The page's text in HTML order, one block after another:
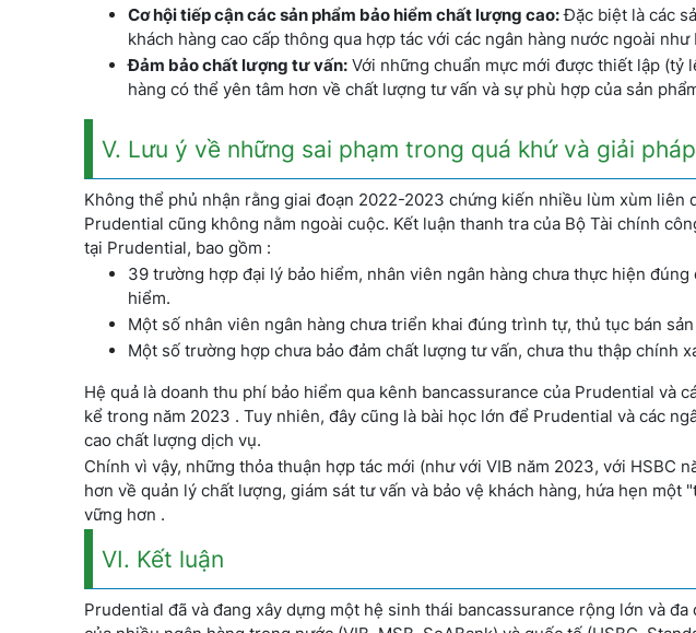
Cơ hội tiếp cận các sản phẩm bảo hiểm chất lượng cao:Đặc biệt là các
khách hàng cao cấp thông qua hợp tác với các ngân hàng nước ngoài như
Đảm bảo chất lượng tư vấn: Với những chuẩn mực mới được thiết lập (tỷ
hàng có thể yên tâm hơn về chất lượng tư vấn và sự phù hợp của sản
V. Lưu ý về những sai phạm trong quá khứ và giải
Không thể phủ nhận rằng giai đoạn 2022-2023 chứng kiến nhiều lùm xùm liên
Prudential cũng không nằm ngoài cuộc. Kết luận thanh tra của Bộ Tài chính
tại Prudential, bao gồm :
39 trường hợp đại lý bảo hiểm, nhân viên ngân hàng chưa thực hiện
hiểm.
Một số nhân viên ngân hàng chưa triển khai đúng trình tự, thủ tục bán
Một số trường hợp chưa bảo đảm chất lượng tư vấn, chưa thu thập chính
Hệ quả là doanh thu phí bảo hiểm qua kênh bancassurance của Prudential và
kể trong năm 2023 . Tuy nhiên, đây cũng là bài học lớn để Prudential và các
cao chất lượng dịch vụ.
Chính vì vậy, những thỏa thuận hợp tác mới (như với VIB năm 2023, với HSBC
hơn về quản lý chất lượng, giám sát tư vấn và bảo vệ khách hàng, hứa hẹn một
vững hơn .
VI. Kết luận
Prudential đã và đang xây dựng một hệ sinh thái bancassurance rộng lớn và